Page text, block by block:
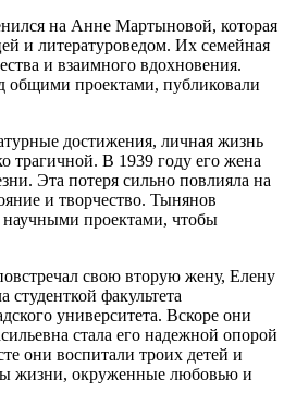
на Анне Мартыновой, которая
и литературоведом. Их семейная
и взаимного вдохновения.
общими проектами, публиковали
достижения, личная жизнь
трагичной. В 1939 году его жена
Эта потеря сильно повлияла на
и творчество. Тынянов
научными проектами, чтобы
свою вторую жену, Елену
студенткой факультета
университета. Вскоре они
стала его надежной опорой
они воспитали троих детей и
жизни, окруженные любовью и